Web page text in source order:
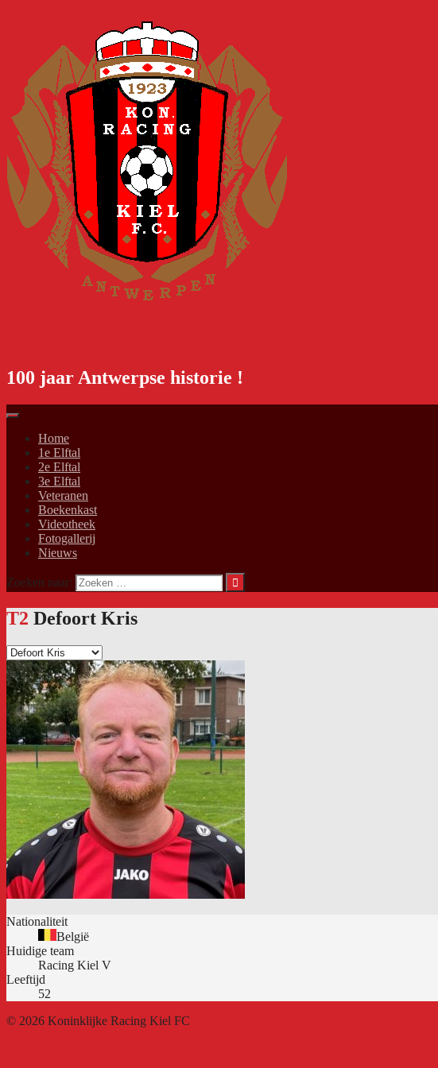
100 jaar Antwerpse historie !
Home
1e Elftal
2e Elftal
3e Elftal
Veteranen
Boekenkast
Videotheek
Fotogallerij
Nieuws
Zoeken naar:
T2 Defoort Kris
Nationaliteit
België
Huidige team
Racing Kiel V
Leeftijd
52
© 2026 Koninklijke Racing Kiel FC